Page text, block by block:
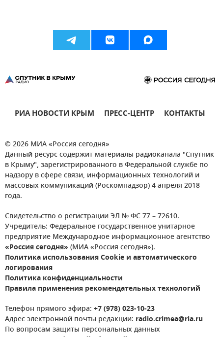
РИА НОВОСТИ КРЫМ ПРЕСС-ЦЕНТР КОНТАКТЫ
© 2026 МИА «Россия сегодня»
Данный ресурс содержит материалы радиоканала "Спутник
в Крыму", зарегистрированного в Федеральной службе по
надзору в сфере связи, информационных технологий и
массовых коммуникаций (Роскомнадзор) 4 апреля 2018
года.
Свидетельство о регистрации ЭЛ № ФС 77 – 72610.
Учредитель: Федеральное государственное унитарное
предприятие Международное информационное агентство
«Россия сегодня» (МИА «Россия сегодня»).
Политика использования Cookie и автоматического
логирования
Политика конфиденциальности
Правила применения рекомендательных технологий
Телефон прямого эфира: +7 (978) 023-10-23
Адрес электронной почты редакции: radio.crimea@ria.ru
По вопросам защиты персональных данных